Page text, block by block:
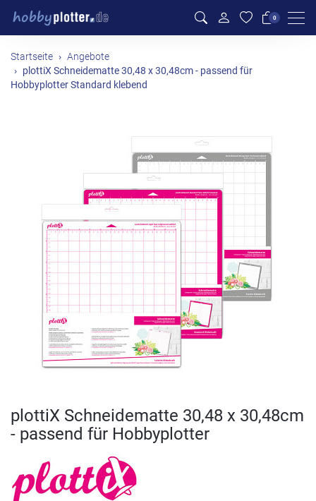
0
Startseite Angebote
plottiX Schneidematte 30,48 x 30,48cm - passend für
Hobbyplotter Standard klebend
plottiX Schneidematte 30,48 x 30,48cm
- passend für Hobbyplotter